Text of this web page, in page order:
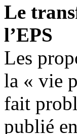
Le
l’EPS
Les
la « vie
fait
publié